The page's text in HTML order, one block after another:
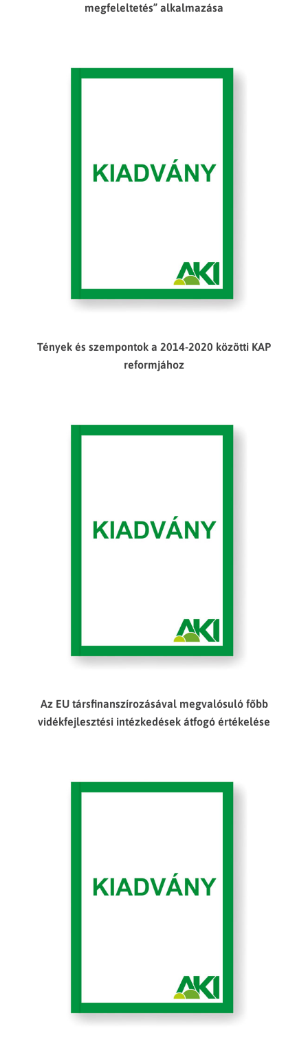
megfeleltetés” alkalmazása
Tények és szempontok a 2014-2020 közötti KAP
reformjához
Az EU társfinanszírozásával megvalósuló főbb
vidékfejlesztési intézkedések átfogó értékelése